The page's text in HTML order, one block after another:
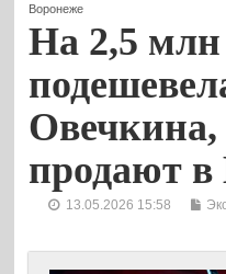
Воронеже
На 2,5 млн
продают в
13.05.2026 15:58